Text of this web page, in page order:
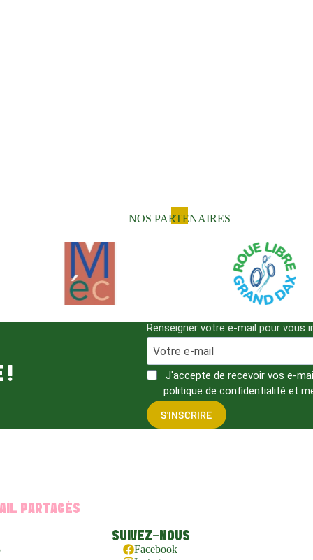
NOS PARTENAIRES
!
Renseigner votre e-mail pour vous
J'accepte de recevoir vos e-
politique de confidentialité et
S'INSCRIRE
PARTAGÉS
SUIVEZ-NOUS
Facebook